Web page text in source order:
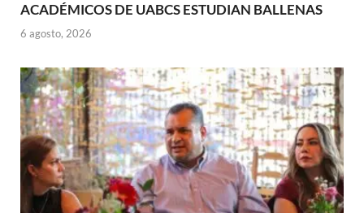
ACADÉMICOS DE UABCS ESTUDIAN BALLENAS
6 agosto, 2026